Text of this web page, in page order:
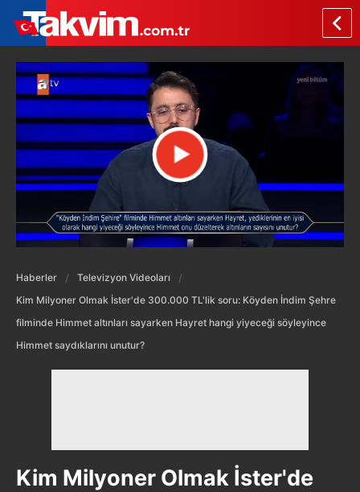
Haberler
Televizyon Videoları
Kim Milyoner Olmak İster'de 300.000 TL'lik soru: Köyden İndim Şehre
filminde Himmet altınları sayarken Hayret hangi yiyeceği söyleyince
Himmet saydıklarını unutur?
Kim Milyoner Olmak İster'de